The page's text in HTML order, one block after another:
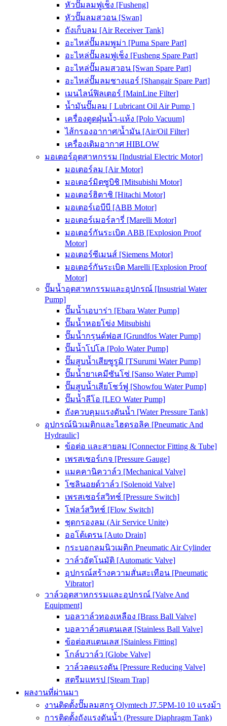
หัวปั๊มลมฟูเช็ง [Fusheng]
หัวปั๊มลมสวอน [Swan]
ถังเก็บลม [Air Receiver Tank]
อะไหล่ปั๊มลมพูม่า [Puma Spare Part]
อะไหล่ปั๊มลมฟูเช็ง [Fusheng Spare Part]
อะไหล่ปั๊มลมสวอน [Swan Spare Part]
อะไหล่ปั๊มลมชางแอร์ [Shangair Spare Part]
เมนไลน์ฟิลเตอร์ [MainLine Filter]
น้ำมันปั๊มลม [ Lubricant Oil Air Pump ]
เครื่องดูดฝุ่นน้ำ-แห้ง [Polo Vacuum]
ไส้กรองอากาศ/น้ำมัน [Air/Oil Filter]
เครื่องเติมอากาศ HIBLOW
มอเตอร์อุตสาหกรรม [Industrial Electric Motor]
มอเตอร์ลม [Air Motor]
มอเตอร์มิตซูบิชิ [Mitsubishi Motor]
มอเตอร์ฮิตาชิ [Hitachi Motor]
มอเตอร์เอบีบี [ABB Motor]
มอเตอร์เมอร์ลารี่ [Marelli Motor]
มอเตอร์กันระเบิด ABB [Explosion Proof
Motor]
มอเตอร์ซีเมนส์ [Siemens Motor]
มอเตอร์กันระเบิด Marelli [Explosion Proof
Motor]
ปั๊มน้ำอุตสาหกรรมและอุปกรณ์ [Insustrial Water
Pump]
ปั๊มน้ำเอบาร่า [Ebara Water Pump]
ปั๊มน้ำหอยโข่ง Mitsubishi
ปั๊มน้ำกรุนด์ฟอส [Grundfos Water Pump]
ปั๊มน้ำโปโล [Polo Water Pump]
ปั๊มสูบน้ำเสียซูรูมิ [TSurumi Water Pump]
ปั๊มน้ำยาเคมีซันโซ่ [Sanso Water Pump]
ปั๊มสูบน้ำเสียโชว์ฟู [Showfou Water Pump]
ปั๊มน้ำลีโอ [LEO Water Pump]
ถังควบคุมแรงดันน้ำ [Water Pressure Tank]
อุปกรณ์นิวเมติกและไฮดรอลิค [Pneumatic And
Hydraulic]
ข้อต่อ และสายลม [Connector Fitting & Tube]
เพรสเชอร์เกจ [Pressure Gauge]
แมคคานิควาล์ว [Mechanical Valve]
โซลินอยด์วาล์ว [Solenoid Valve]
เพรสเชอร์สวิทช์ [Pressure Switch]
โฟลว์สวิทช์ [Flow Switch]
ชุดกรองลม (Air Service Unite)
ออโต้เดรน [Auto Drain]
กระบอกลมนิวเมติก Pneumatic Air Cylinder
วาล์วอัตโนมัติ [Automatic Valve]
อุปกรณ์สร้างความสั่นสะเทือน [Pneumatic
Vibrator]
วาล์วอุตสาหกรรมและอุปกรณ์ [Valve And
Equipment]
บอลวาล์วทองเหลือง [Brass Ball Valve]
บอลวาล์วสแตนเลส [Stainless Ball Valve]
ข้อต่อสแตนเลส [Stainless Fitting]
โกล์บวาล์ว [Globe Valve]
วาล์วลดแรงดัน [Pressure Reducing Valve]
สตรีมแทรป [Steam Trap]
ผลงานที่ผ่านมา
งานติดตั้งปั๊มลมสกรู Olymtech J7.5PM-10 10 แรงม้า
การติดตั้งถังแรงดันน้ำ (Pressure Diaphragm Tank)